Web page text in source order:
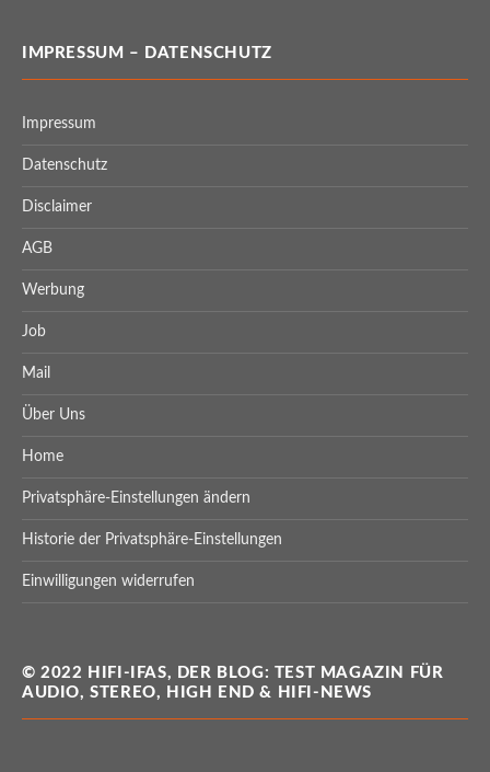
IMPRESSUM – DATENSCHUTZ
Impressum
Datenschutz
Disclaimer
AGB
Werbung
Job
Mail
Über Uns
Home
Privatsphäre-Einstellungen ändern
Historie der Privatsphäre-Einstellungen
Einwilligungen widerrufen
© 2022 HIFI-IFAS, DER BLOG: TEST MAGAZIN FÜR
AUDIO, STEREO, HIGH END & HIFI-NEWS